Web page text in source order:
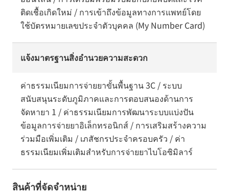
ติดเชื้อเกิดใหม่ / การเข้าถึงข้อมูลทางการแพทย์โดย
ใช้บัตรหมายเลขประจำตัวบุคคล (My Number Card)
แจ้งมาตรฐานสิ่งอำนวยความสะดวก
ค่าธรรมเนียมการจ่ายยาขั้นพื้นฐาน 3C / ระบบ
สนับสนุนระดับภูมิภาคและการตอบสนองด้านการ
จัดหายา 1 / ค่าธรรมเนียมการพัฒนาระบบแบ่งปัน
ข้อมูลการจ่ายยาอิเล็กทรอนิกส์ / การเสริมสร้างความ
ร่วมมือเพิ่มเติม / เภสัชกรประจำครอบครัว / ค่า
ธรรมเนียมเพิ่มเติมสำหรับการจ่ายยาไบโอซิมิลาร์
สินค้าที่จัดจำหน่าย